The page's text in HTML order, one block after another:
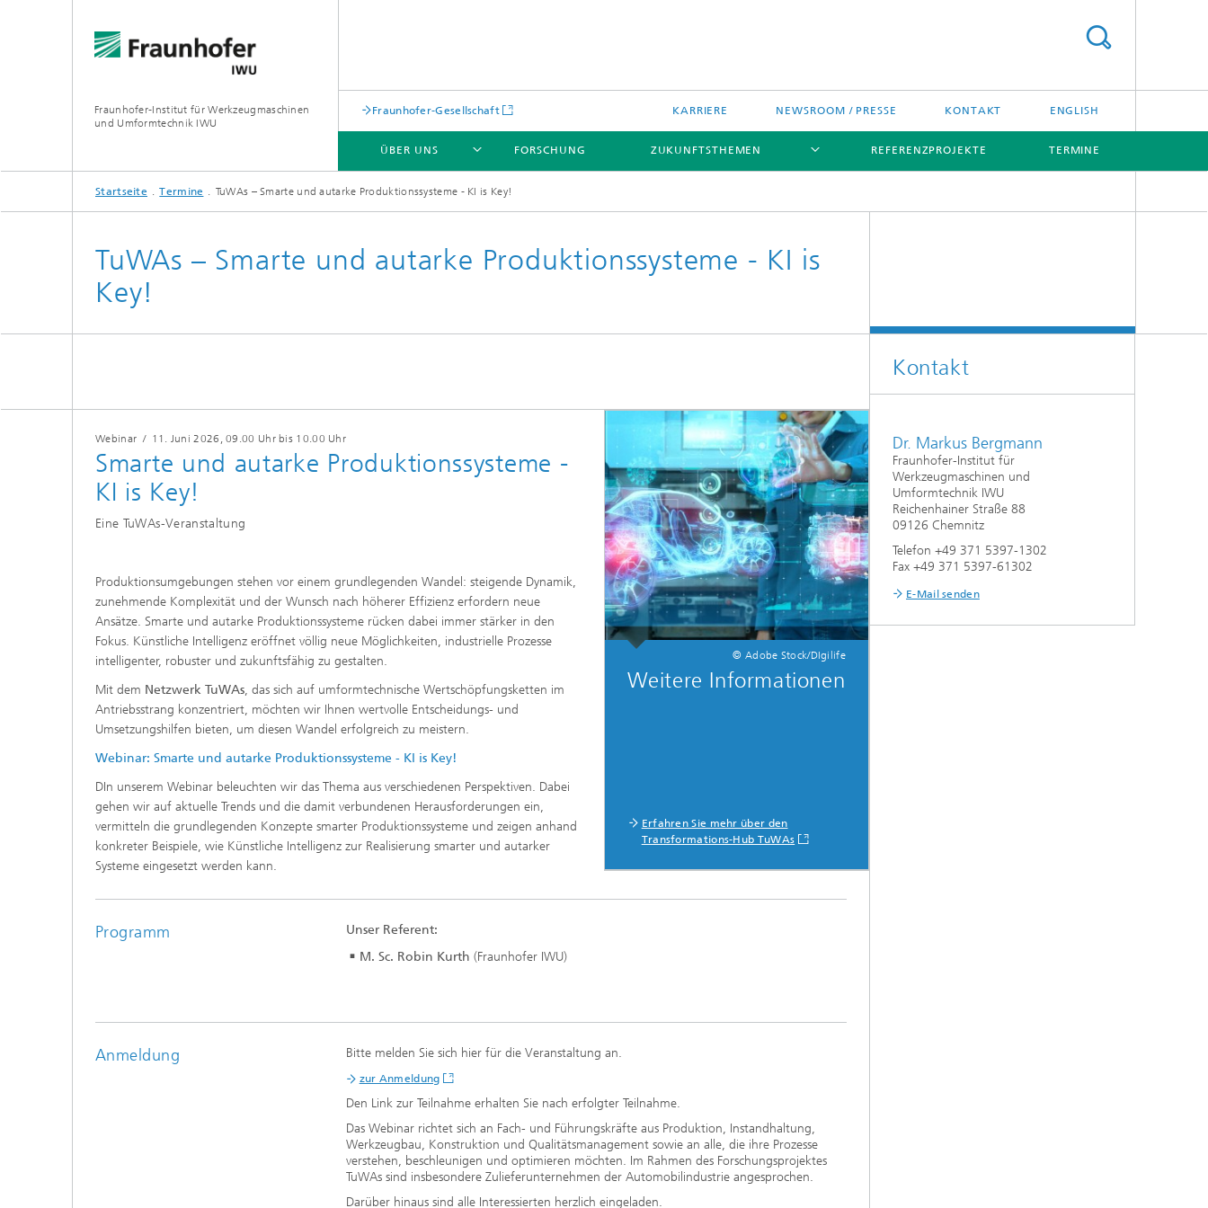
Fraunhofer-Institut für Werkzeugmaschinen
und Umformtechnik IWU
Fraunhofer-Gesellschaft KARRIERE NEWSROOM / PRESSE KONTAKT ENGLISH
ÜBER UNS
ÜBER UNS
FORSCHUNG ZUKUNFTSTHEMEN
ZUKUNFTSTHEMEN
REFERENZPROJEKTE TERMINE
Startseite Termine TuWAs – Smarte und autarke Produktionssysteme - KI is Key!
TuWAs – Smarte und autarke Produktionssysteme - KI is
Key!
Webinar / 11. Juni 2026 , 09.00 Uhr bis 10.00 Uhr
Smarte und autarke Produktionssysteme -
KI is Key!
Eine TuWAs-Veranstaltung
Produktionsumgebungen stehen vor einem grundlegenden Wandel: steigende Dynamik,
zunehmende Komplexität und der Wunsch nach höherer Effizienz erfordern neue
Ansätze. Smarte und autarke Produktionssysteme rücken dabei immer stärker in den
Fokus. Künstliche Intelligenz eröffnet völlig neue Möglichkeiten, industrielle Prozesse
intelligenter, robuster und zukunftsfähig zu gestalten.
Mit dem Netzwerk TuWAs, das sich auf umformtechnische Wertschöpfungsketten im
Antriebsstrang konzentriert, möchten wir Ihnen wertvolle Entscheidungs- und
Umsetzungshilfen bieten, um diesen Wandel erfolgreich zu meistern.
Webinar: Smarte und autarke Produktionssysteme - KI is Key!
DIn unserem Webinar beleuchten wir das Thema aus verschiedenen Perspektiven. Dabei
gehen wir auf aktuelle Trends und die damit verbundenen Herausforderungen ein,
vermitteln die grundlegenden Konzepte smarter Produktionssysteme und zeigen anhand
konkreter Beispiele, wie Künstliche Intelligenz zur Realisierung smarter und autarker
Systeme eingesetzt werden kann.
© Adobe Stock/DIgilife
Weitere Informationen
Erfahren Sie mehr über den
Transformations-Hub TuWAs
Programm
Unser Referent:
M. Sc. Robin Kurth (Fraunhofer IWU)
Anmeldung Bitte melden Sie sich hier für die Veranstaltung an.
zur Anmeldung
Den Link zur Teilnahme erhalten Sie nach erfolgter Teilnahme.
Das Webinar richtet sich an Fach- und Führungskräfte aus Produktion, Instandhaltung,
Werkzeugbau, Konstruktion und Qualitätsmanagement sowie an alle, die ihre Prozesse
verstehen, beschleunigen und optimieren möchten. Im Rahmen des Forschungsprojektes
TuWAs sind insbesondere Zulieferunternehmen der Automobilindustrie angesprochen.
Darüber hinaus sind alle Interessierten herzlich eingeladen.
Kontakt
Dr. Markus Bergmann
Fraunhofer-Institut für
Werkzeugmaschinen und
Umformtechnik IWU
Reichenhainer Straße 88
09126 Chemnitz
Telefon +49 371 5397-1302
Fax +49 371 5397-61302
E-Mail senden